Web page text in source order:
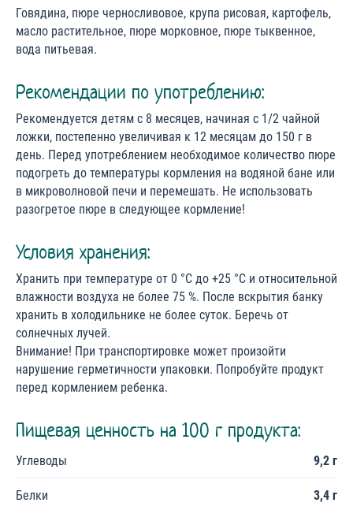
Говядина, пюре черносливовое, крупа рисовая, картофель,
масло растительное, пюре морковное, пюре тыквенное,
вода питьевая.
Рекомендации по употреблению:
Рекомендуется детям с 8 месяцев, начиная с 1/2 чайной
ложки, постепенно увеличивая к 12 месяцам до 150 г в
день. Перед употреблением необходимое количество пюре
подогреть до температуры кормления на водяной бане или
в микроволновой печи и перемешать. Не использовать
разогретое пюре в следующее кормление!
Условия хранения:
Хранить при температуре от 0 °С до +25 °С и относительной
влажности воздуха не более 75 %. После вскрытия банку
хранить в холодильнике не более суток. Беречь от
солнечных лучей.
Внимание! При транспортировке может произойти
нарушение герметичности упаковки. Попробуйте продукт
перед кормлением ребенка.
Пищевая ценность на 100 г продукта:
Углеводы 9,2 г
Белки 3,4 г